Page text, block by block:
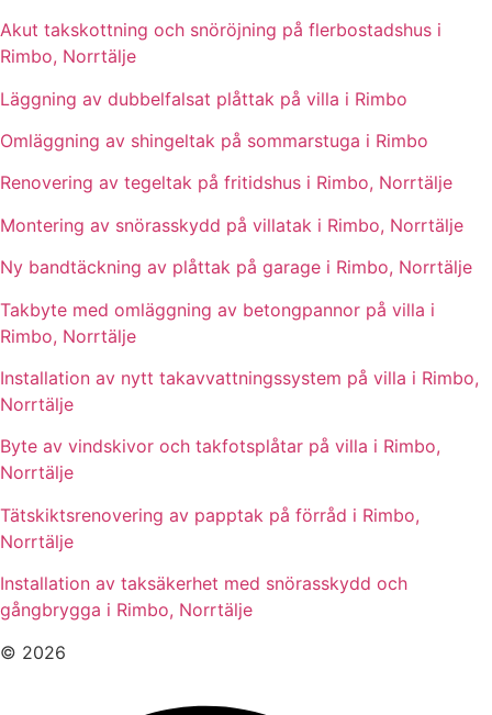
Akut takskottning och snöröjning på flerbostadshus i
Rimbo, Norrtälje
Läggning av dubbelfalsat plåttak på villa i Rimbo
Omläggning av shingeltak på sommarstuga i Rimbo
Renovering av tegeltak på fritidshus i Rimbo, Norrtälje
Montering av snörasskydd på villatak i Rimbo, Norrtälje
Ny bandtäckning av plåttak på garage i Rimbo, Norrtälje
Takbyte med omläggning av betongpannor på villa i
Rimbo, Norrtälje
Installation av nytt takavvattningssystem på villa i Rimbo,
Norrtälje
Byte av vindskivor och takfotsplåtar på villa i Rimbo,
Norrtälje
Tätskiktsrenovering av papptak på förråd i Rimbo,
Norrtälje
Installation av taksäkerhet med snörasskydd och
gångbrygga i Rimbo, Norrtälje
© 2026